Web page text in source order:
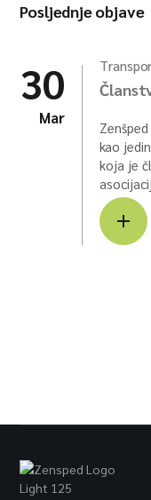
Posljednje objave
30
Mar
kao
koja je